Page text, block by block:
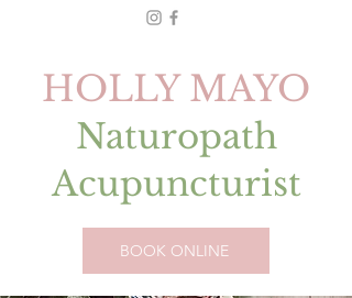
HOLLY MAYO
Naturopath
Acupuncturist
BOOK ONLINE